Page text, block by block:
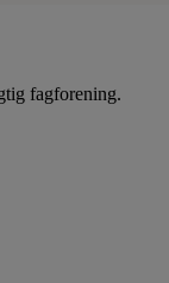
fagforening.